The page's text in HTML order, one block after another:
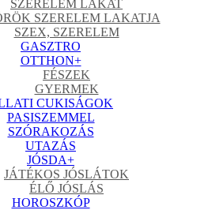
SZERELEM LAKAT
SZERELEM LAKATJA
SZEX, SZERELEM
GASZTRO
OTTHON+
FÉSZEK
GYERMEK
CUKISÁGOK
PASISZEMMEL
SZÓRAKOZÁS
UTAZÁS
JÓSDA+
JÁTÉKOS JÓSLÁTOK
ÉLŐ JÓSLÁS
HOROSZKÓP